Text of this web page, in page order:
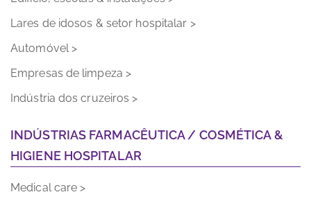
Lares de idosos & setor hospitalar >
Automóvel >
Empresas de limpeza >
Indústria dos cruzeiros >
INDÚSTRIAS FARMACÊUTICA / COSMÉTICA &
HIGIENE HOSPITALAR
Medical care >